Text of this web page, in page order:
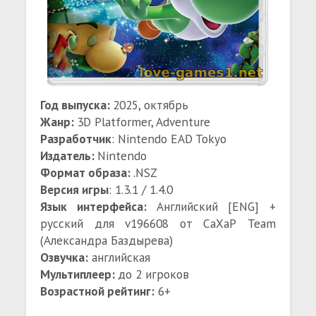
Год выпуска: 2025, октябрь
Жанр: 3D Platformer, Adventure
Разработчик: Nintendo EAD Tokyo
Издатель: Nintendo
Формат образа:.NSZ
Версия игры: 1.3.1 / 1.4.0
Язык интерфейса:Английский [ENG] +
русский для v196608 от СаХаР Team
(Александра Баздырева)
Озвучка: английская
Мультиплеер: до 2 игроков
Возрастной рейтинг: 6+